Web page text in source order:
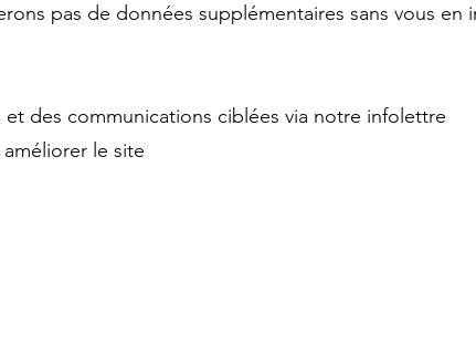
pas de données supplémentaires sans vous en
des communications ciblées via notre infolettre
le site